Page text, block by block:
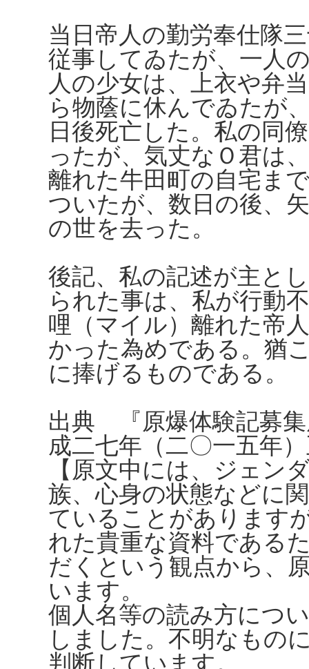
当日帝人の勤労奉仕隊
従事してゐたが、一人
人の少女は、上衣や弁
ら物蔭に休んでゐたが
日後死亡した。私の同
ったが、気丈なＯ君は
離れた牛田町の自宅ま
ついたが、数日の後、
の世を去った。
後記、私の記述が主と
られた事は、私が行動
哩（マイル）離れた帝
かった為めである。猶
に捧げるものである。
出典 『原爆体験記募
成二七年（二〇一五年
【原文中には、ジェン
族、心身の状態などに
ていることがあります
れた貴重な資料である
だくという観点から、
います。
個人名等の読み方につ
しました。不明なもの
判断しています。